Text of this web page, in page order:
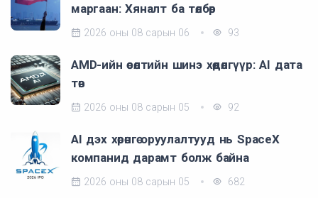
маргаан: Хяналт ба төлбөр
2026 оны 08 сарын 06 93
AMD-ийн өсөлтийн шинэ хөдөлгүүр: AI дата
төв
2026 оны 08 сарын 05 92
AI дэх хөрөнгө оруулалтууд нь SpaceX
компанид дарамт болж байна
2026 оны 08 сарын 05 682